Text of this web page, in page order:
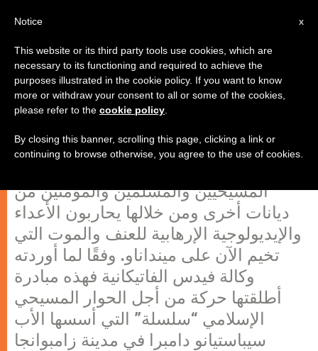
الفلبين: صلاة التناغم لإحلال السلام
يتسلح المؤمنون في الفلبين بسلاح الصلاة
المسيحيين والمسلمين والمؤمنين من
ديانات أخرى ومن خلالها يحاربون الأعداء
والإيديولوجية الإرهابية للعنف والموت التي
تخيم الآن على مينداناو. وفقًا لما أوردته
وكالة فيدس الفاتيكانية فهذه مبادرة
أطلقتها حركة من أجل الحوار المسيحي
الإسلامي “سلسلة” التي أسسها الأب
سيباستيانو دامبرا في مدينة زامبوانجا
x
Notice
This website or its third party tools use cookies, which are
necessary to its functioning and required to achieve the
purposes illustrated in the cookie policy. If you want to know
more or withdraw your consent to all or some of the cookies,
please refer to the cookie policy
By closing this banner, scrolling this page, clicking a link or
continuing to browse otherwise, you agree to the use of cookies.